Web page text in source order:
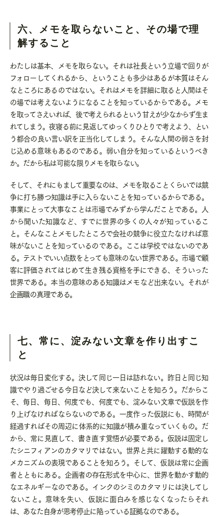
六、メモを取らないこと、その場で理
解すること
わたしは基本、メモを取らない。それは社長という立場で回りが
フォローしてくれるから、ということも多少はあるが本質はそん
なところにあるのではない。それはメモを詳細に取ると人間はそ
の場では考えないようになることを知っているからである。メモ
を取ってさえいれば、後で考えられるという甘えが少なからず生ま
れてしまう。夜寝る前に見返してゆっくりひとりで考えよう、とい
う都合の良い言い訳を正当化してしまう。そんな人間の弱さを封
じ込める意味もあるのである。弱い自分を知っているというべき
か。だから私は可能な限りメモを取らない。
そして、それにもまして重要なのは、メモを取ることくらいでは競
争に打ち勝つ知識は手に入らないことを知っているからである。
事業にとって大事なことは市場でみずから学んだことである。人
から聞いた知識など、すでに世界の多くの人々が知っているこ
と。そんなことメモしたところで会社の競争に役立たなければ意
味がないことを知っているのである。ここは学校ではないのであ
る。テストでいい点数をとっても意味のない世界である。市場で顧
客に評価されてはじめて生き残る資格を手にできる、そういった
世界である。本当の意味のある知識はメモなど出来ない。それが
企画職の真理である。
七、常に、淀みない文章を作り出すこ
と
状況は毎日変化する。決して同じ一日は訪れない。昨日と同じ知
識でやり過ごせる今日など決して来ないことを知ろう。だからこ
そ、毎日、毎日、何度でも、何度でも、淀みない文章で仮説を作
り上げなければならないのである。一度作った仮説にも、時間が
経過すればその周辺に体系的に知識が積み重なっていくもの。だ
から、常に見直して、書き直す覚悟が必要である。仮説は固定し
たシニフィアンのカタマリではない。世界と共に躍動する動的な
メカニズムの表現であることを知ろう。そして、仮説は常に企画
者とともにある。企画者の存在形式を中心に、世界を動かす動的
なエネルギーなのである。インクのシミのカタマリには決してし
ないこと。意味を失い、仮説に面白みを感じなくなったらそれ
は、あなた自身が思考停止に陥っている証拠なのである。